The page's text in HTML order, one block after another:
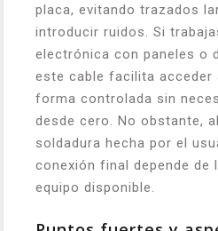
placa, evitando trazados
introducir ruidos. Si
electrónica con paneles o
este cable facilita acceder
forma controlada sin
desde cero. No obstante,
soldadura hecha por el
conexión final depende de
equipo disponible.